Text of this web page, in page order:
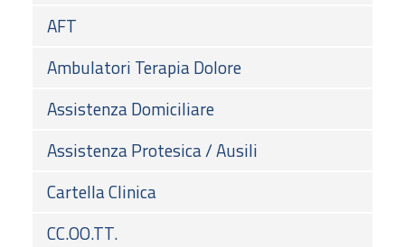
AFT
Ambulatori Terapia Dolore
Assistenza Domiciliare
Assistenza Protesica / Ausili
Cartella Clinica
CC.OO.TT.